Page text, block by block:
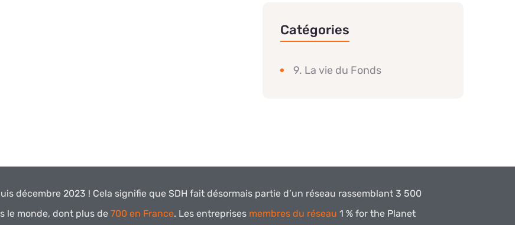
Catégories
9. La vie du Fonds
décembre 2023 ! Cela signifie que SDH fait désormais partie d’un réseau rassemblant 3 500
le monde, dont plus de 700 en France. Les entreprises membres du réseau 1 % for the Planet